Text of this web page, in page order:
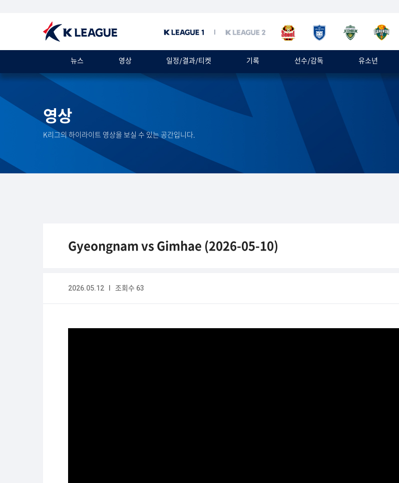
뉴스 영상 일정/결과/티켓 기록 선수/감독 유소년
영상
K리그의 하이라이트 영상을 보실 수 있는 공간입니다.
Gyeongnam vs Gimhae (2026-05-10)
2026.05.12 I 조회수 63